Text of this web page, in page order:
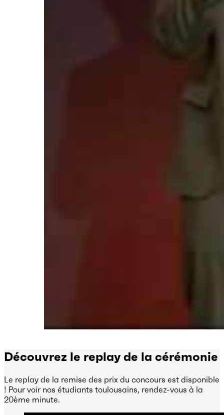
Découvrez le replay de la cérémonie
Le replay de la remise des prix du concours est disponible
! Pour voir nos étudiants toulousains, rendez-vous à la
20ème minute.